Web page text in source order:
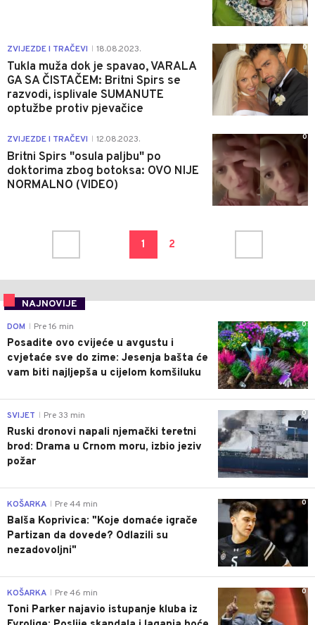
ZVIJEZDE I TRAČEVI 18.08.2023.
Tukla muža dok je spavao, VARALA
GA SA ČISTAČEM: Britni Spirs se
razvodi, isplivale SUMANUTE
optužbe protiv pjevačice
0
ZVIJEZDE I TRAČEVI 12.08.2023.
Britni Spirs "osula paljbu" po
doktorima zbog botoksa: OVO NIJE
NORMALNO (VIDEO)
0
1 2
NAJNOVIJE
0
DOM Pre 16 min
Posadite ovo cvijeće u avgustu i
cvjetaće sve do zime: Jesenja bašta će
vam biti najljepša u cijelom komšiluku
0
SVIJET Pre 33 min
Ruski dronovi napali njemački teretni
brod: Drama u Crnom moru, izbio jeziv
požar
0
KOŠARKA Pre 44 min
Balša Koprivica: "Koje domaće igrače
Partizan da dovede? Odlazili su
nezadovoljni"
0
KOŠARKA Pre 46 min
Toni Parker najavio istupanje kluba iz